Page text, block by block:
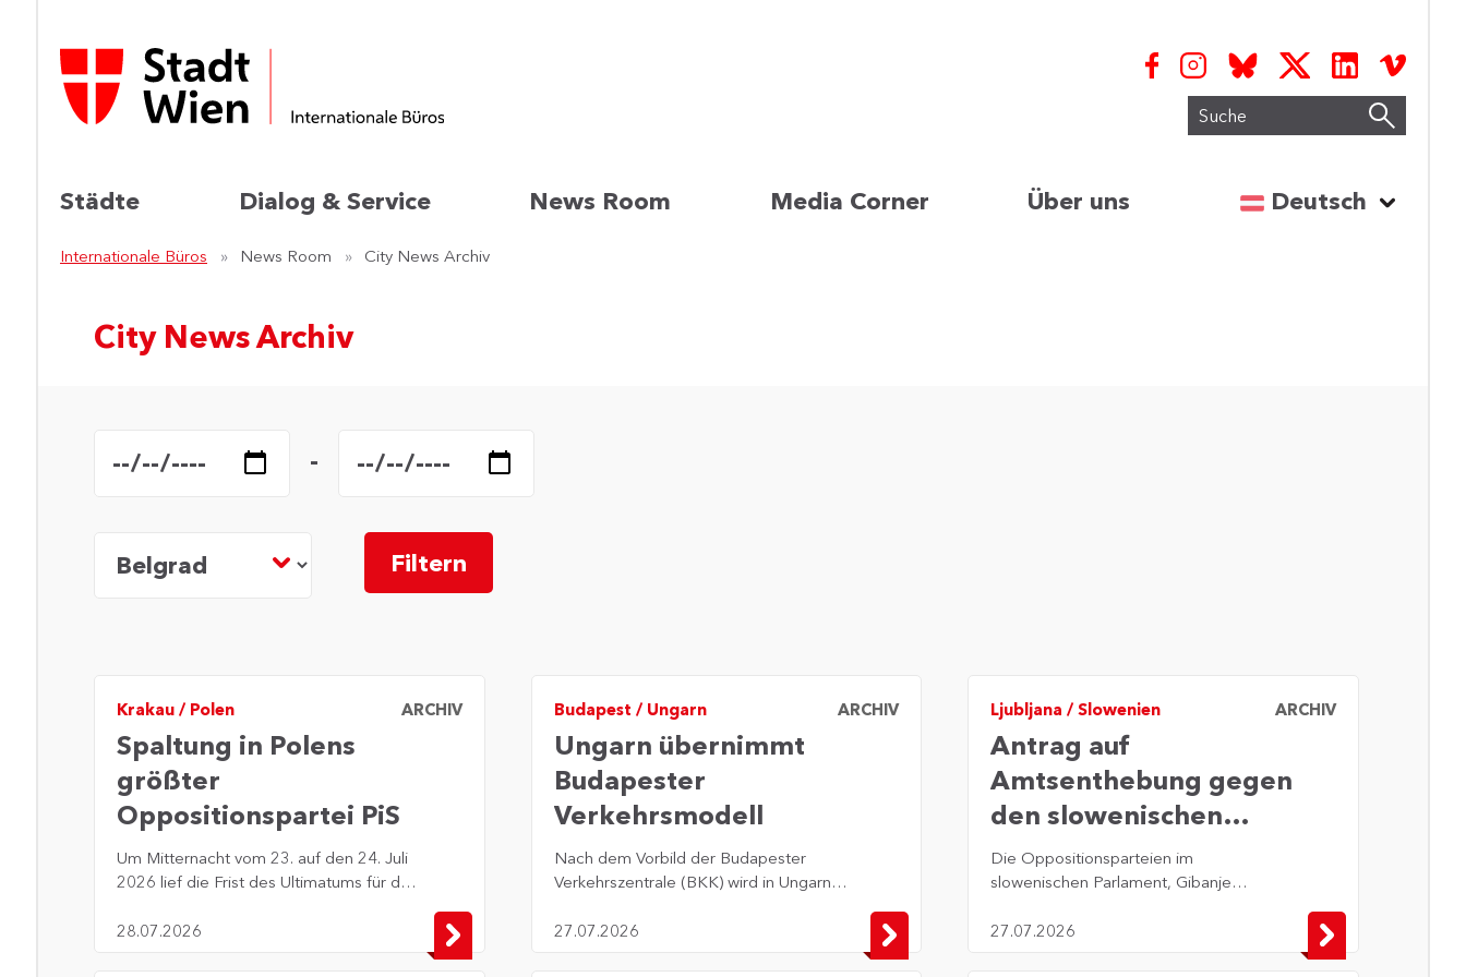
Suche
Städte Dialog & Service News Room Media Corner Über uns Sprache
Deutsch
Internationale Büros News Room City News Archiv
City News Archiv
-
Filtern
Krakau / Polen ARCHIV
Spaltung in Polens
größter
Oppositionspartei PiS
Um Mitternacht vom 23. auf den 24. Juli
2026 lief die Frist des Ultimatums für die
Premierministers Mateusz Morawiecki
28.07.2026
Budapest / Ungarn ARCHIV
Ungarn übernimmt
Budapester
Verkehrsmodell
​Nach dem Vorbild der Budapester
Verkehrszentrale (BKK) wird in Ungarn
gegründet. Das Parlament hat die dafür
27.07.2026
Ljubljana /Slowenien ARCHIV
Antrag auf
Amtsenthebung gegen
den slowenischen
Parlamentspräsidenten
Die Oppositionsparteien im
slowenischen Parlament, Gibanje
(Sozialdemokraten) und Levica (Die
27.07.2026